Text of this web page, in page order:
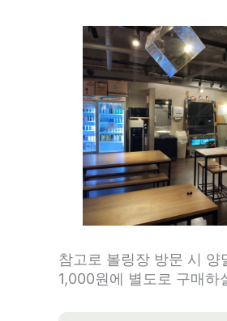
참고로 볼링장 방문 시
1,000원에 별도로 구매하